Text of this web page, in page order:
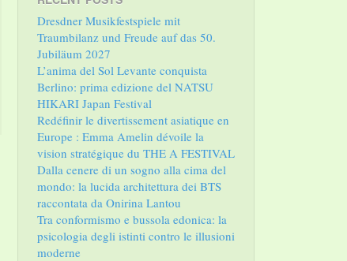
Dresdner Musikfestspiele mit
Traumbilanz und Freude auf das 50.
Jubiläum 2027
L’anima del Sol Levante conquista
Berlino: prima edizione del NATSU
HIKARI Japan Festival
Redéfinir le divertissement asiatique en
Europe : Emma Amelin dévoile la
vision stratégique du THE A FESTIVAL
Dalla cenere di un sogno alla cima del
mondo: la lucida architettura dei BTS
raccontata da Onirina Lantou
Tra conformismo e bussola edonica: la
psicologia degli istinti contro le illusioni
moderne